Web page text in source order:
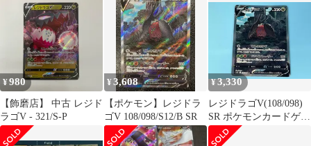
「パラダイムトリガ
ー」 トレカ TCG 266
¥980
【飾磨店】 中古 レジド
ラゴV - 321/S-P
¥3,608
【ポケモン】レジドラ
ゴV 108/098/S12/B SR
¥3,330
レジドラゴV(108/098)
SR ポケモンカードゲー
ム